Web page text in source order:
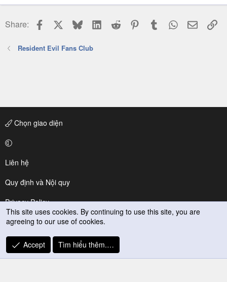
Share: Facebook BlueskyLinkedIn
Reddit PinterestTumblr WhatsApp
Email
Resident Evil Fans Club
Chọn giao diện
Liên hệ
Quy định và Nội quy
Privacy Policy
Trợ giúp
R
S
This site uses cookies. By continuing to use this site, you are
agreeing to our use of cookies.
Accept Tìm hiểu thêm.…